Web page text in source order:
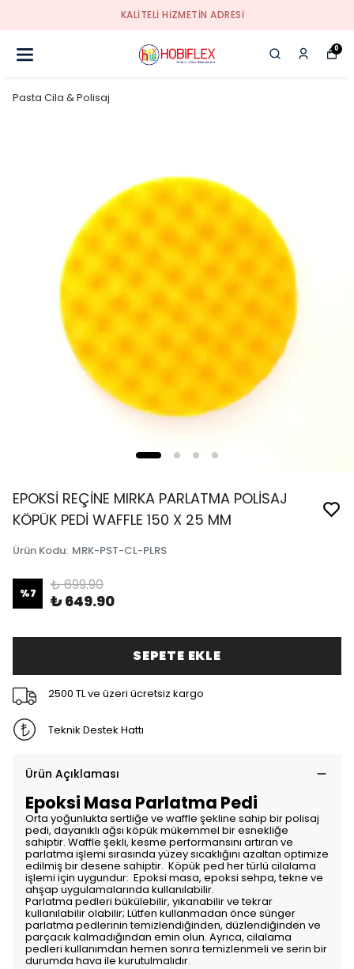
KALİTELİ HİZMETİN ADRESİ
0
Pasta Cila & Polisaj
EPOKSİ REÇİNE MIRKA PARLATMA POLİSAJ
KÖPÜK PEDİ WAFFLE 150 X 25 MM
Ürün Kodu: MRK-PST-CL-PLRS
%7 ₺ 699.90
₺ 649.90
SEPETE EKLE
2500 TL ve üzeri ücretsiz kargo
Teknik Destek Hattı
Ürün Açıklaması
Epoksi Masa Parlatma Pedi
Orta yoğunlukta sertliğe ve waffle şekline sahip bir polisaj
pedi, dayanıklı ağsı köpük mükemmel bir esnekliğe
sahiptir. Waffle şekli, kesme performansını artıran ve
parlatma işlemi sırasında yüzey sıcaklığını azaltan optimize
edilmiş bir desene sahiptir. Köpük ped her türlü cilalama
işlemi için uygundur: Epoksi masa, epoksi sehpa, tekne ve
ahşap uygulamalarında kullanılabilir.
Parlatma pedleri bükülebilir, yıkanabilir ve tekrar
kullanılabilir olabilir; Lütfen kullanmadan önce sünger
parlatma pedlerinin temizlendiğinden, düzlendiğinden ve
parçacık kalmadığından emin olun. Ayrıca, cilalama
pedleri kullanımdan hemen sonra temizlenmeli ve serin bir
durumda hava ile kurutulmalıdır.